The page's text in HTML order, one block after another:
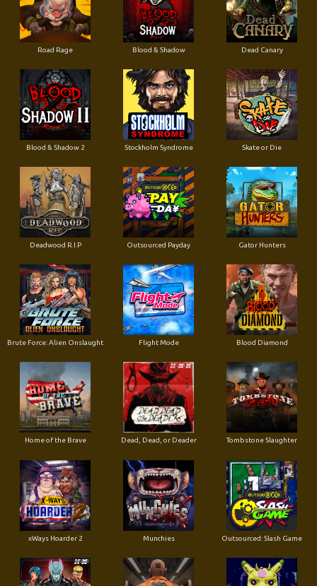
Road Rage Blood & Shadow Dead Canary
Blood & Shadow 2 Stockholm Syndrome Skate or Die
Deadwood R.I.P Outsourced Payday Gator Hunters
Brute Force: Alien Onslaught Flight Mode Blood Diamond
Home of the Brave Dead, Dead, or Deader Tombstone Slaughter
xWays Hoarder 2 Munchies Outsourced: Slash Game